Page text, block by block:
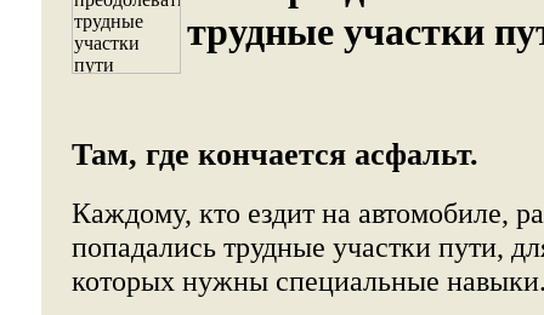
трудные участки
Там, где кончается асфальт.
Каждому, кто ездит на автомобиле,
попадались трудные участки пути,
которых нужны специальные